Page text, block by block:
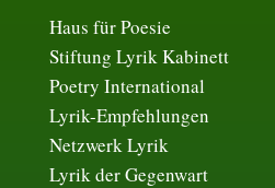
Haus für Poesie
Stiftung Lyrik Kabinett
Poetry International
Lyrik-Empfehlungen
Netzwerk Lyrik
Lyrik der Gegenwart